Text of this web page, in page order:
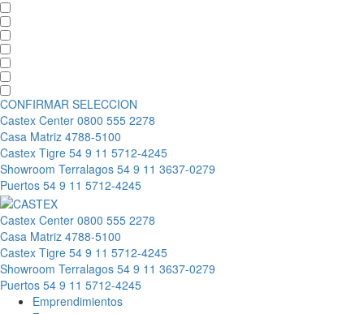
CONFIRMAR SELECCION
Castex Center 0800 555 2278
Casa Matriz 4788-5100
Castex Tigre 54 9 11 5712-4245
Showroom Terralagos 54 9 11 3637-0279
Puertos 54 9 11 5712-4245
Castex Center 0800 555 2278
Casa Matriz 4788-5100
Castex Tigre 54 9 11 5712-4245
Showroom Terralagos 54 9 11 3637-0279
Puertos 54 9 11 5712-4245
Emprendimientos